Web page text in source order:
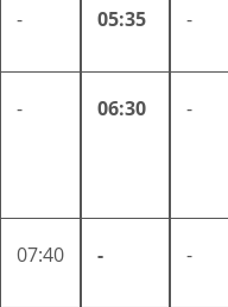
- 05:35 -
- 06:30 -
07:40 - -